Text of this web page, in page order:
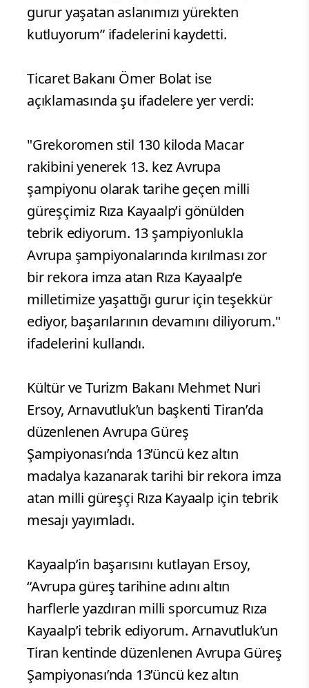
gurur yaşatan aslanımızı yürekten
kutluyorum” ifadelerini kaydetti.
Ticaret Bakanı Ömer Bolat ise
açıklamasında şu ifadelere yer verdi:
"Grekoromen stil 130 kiloda Macar
rakibini yenerek 13. kez Avrupa
şampiyonu olarak tarihe geçen milli
güreşçimiz Rıza Kayaalp’i gönülden
tebrik ediyorum. 13 şampiyonlukla
Avrupa şampiyonalarında kırılması zor
bir rekora imza atan Rıza Kayaalp’e
milletimize yaşattığı gurur için teşekkür
ediyor, başarılarının devamını diliyorum."
ifadelerini kullandı.
Kültür ve Turizm Bakanı Mehmet Nuri
Ersoy, Arnavutluk’un başkenti Tiran’da
düzenlenen Avrupa Güreş
Şampiyonası’nda 13’üncü kez altın
madalya kazanarak tarihi bir rekora imza
atan milli güreşçi Rıza Kayaalp için tebrik
mesajı yayımladı.
Kayaalp’in başarısını kutlayan Ersoy,
“Avrupa güreş tarihine adını altın
harflerle yazdıran milli sporcumuz Rıza
Kayaalp’i tebrik ediyorum. Arnavutluk’un
Tiran kentinde düzenlenen Avrupa Güreş
Şampiyonası’nda 13’üncü kez altın